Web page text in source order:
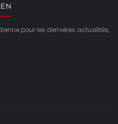
pour les dernières actualités,